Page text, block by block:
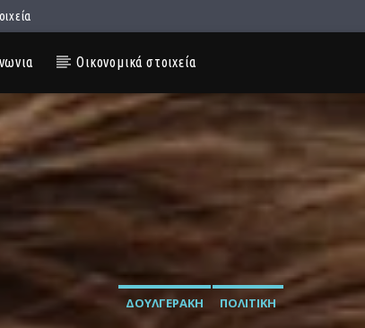
Οικονομικά στοιχεία
ΔΟΥΛΓΕΡΆΚΗ ΠΟΛΙΤΙΚΉ